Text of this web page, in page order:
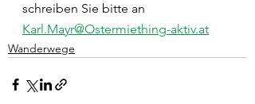
schreiben Sie bitte an
Karl.Mayr@Ostermiething-aktiv.at
Wanderwege